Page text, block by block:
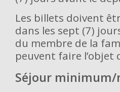
Les billets doivent
dans les sept (7)
du membre de la
peuvent faire l’objet
Séjour